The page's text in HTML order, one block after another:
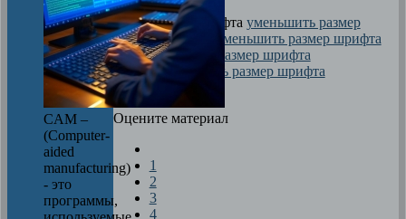
размер шрифта уменьшить размер
шрифта
увеличить размер шрифта
Печать
Оцените материал
1
2
3
4
CAM –
(Computer-
aided
manufacturing)
- это
программы,